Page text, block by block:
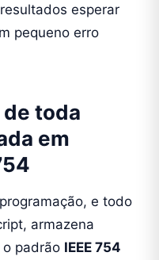
esperar
pequeno erro
toda
em
e todo
armazena
padrão IEEE 754